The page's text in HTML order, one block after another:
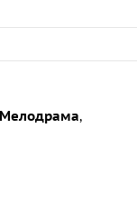
Мелодрама,